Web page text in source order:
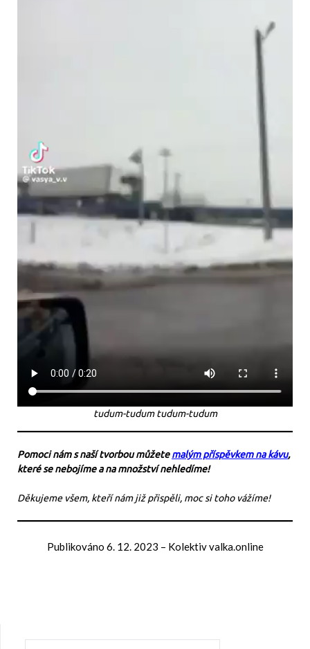
tudum-tudum tudum-tudum
Pomoci nám s naší tvorbou můžetemalým příspěvkem na kávu,
které se nebojíme a na množství nehledíme!
Děkujeme všem, kteří nám již přispěli, moc si toho vážíme!
Publikováno 6. 12. 2023 – Kolektiv valka.online